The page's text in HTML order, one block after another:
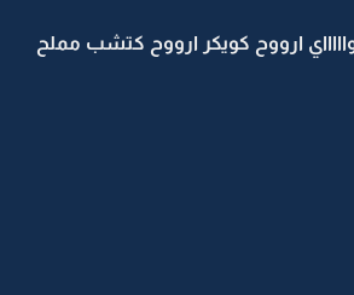
ارووح كويكر ارووح كتشب مملح